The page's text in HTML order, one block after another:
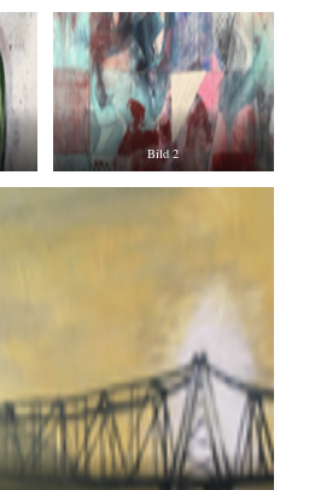
Bild 2